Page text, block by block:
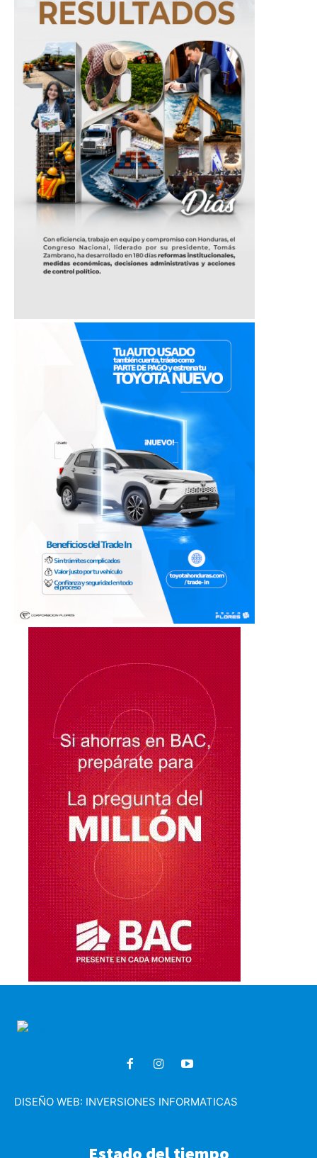
DISEÑO WEB: INVERSIONES INFORMATICAS
Estado del tiempo